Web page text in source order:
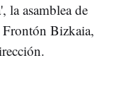
la asamblea de
Frontón Bizkaia,